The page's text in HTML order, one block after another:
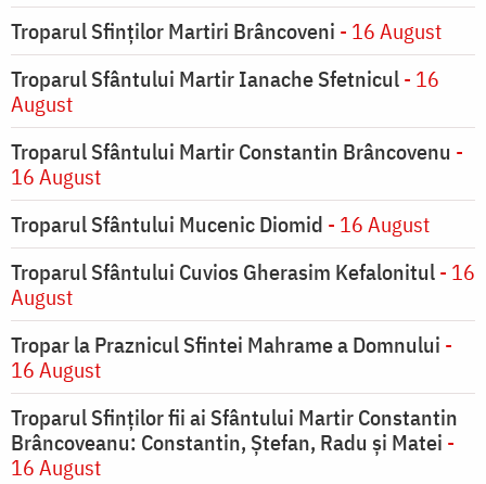
Troparul Sfinților Martiri Brâncoveni - 16 August
Troparul Sfântului Martir Ianache Sfetnicul- 16
August
Troparul Sfântului Martir Constantin Brâncovenu -
16 August
Troparul Sfântului Mucenic Diomid - 16 August
Troparul Sfântului Cuvios Gherasim Kefalonitul- 16
August
Tropar la Praznicul Sfintei Mahrame a Domnului -
16 August
Troparul Sfinților fii ai Sfântului Martir Constantin
Brâncoveanu: Constantin, Ștefan, Radu și Matei -
16 August